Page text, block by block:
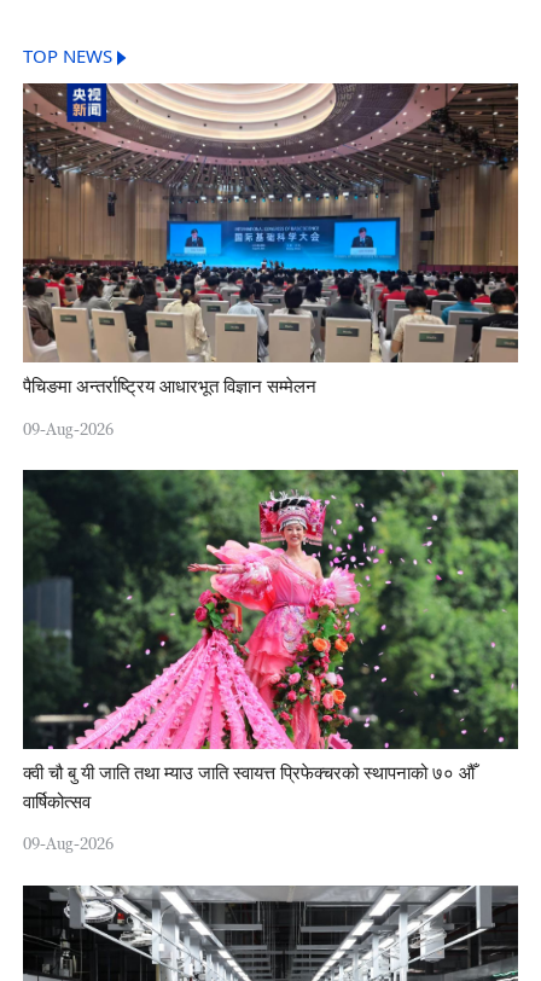
TOP NEWS
पैचिङमा अन्तर्राष्ट्रिय आधारभूत विज्ञान सम्मेलन
09-Aug-2026
क्वी चौ बु यी जाति तथा म्याउ जाति स्वायत्त प्रिफेक्चरको स्थापनाको ७० औँ
वार्षिकोत्सव
09-Aug-2026